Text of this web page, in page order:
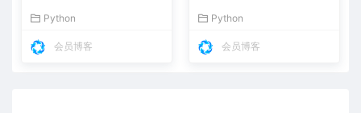
Python
会员博客
Python
会员博客